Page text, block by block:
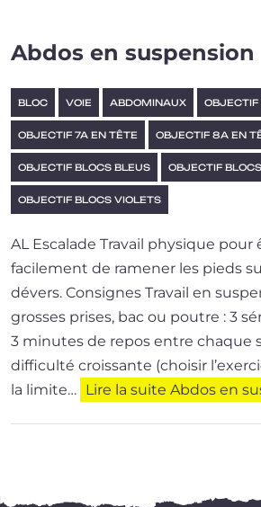
Abdos en suspension
BLOC VOIE ABDOMINAUX OBJECTIF
OBJECTIF 7A EN TÊTE OBJECTIF 8A EN
OBJECTIF BLOCS BLEUS OBJECTIF
OBJECTIF BLOCS VIOLETS
AL Escalade Travail phy­sique
faci­le­ment de rame­ner les pieds
dévers. Consignes Travail en
grosses prises, bac ou poutre : 3
3 minutes de repos entre chaque
dif­fi­cul­té crois­sante (choi­sir
la limite… Lire la suite Abdos en